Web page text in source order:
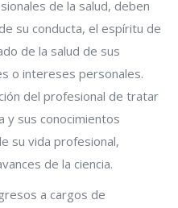
de la salud, deben
su conducta, el espíritu de
de la salud de sus
o intereses personales.
del profesional de tratar
y sus conocimientos
su vida profesional,
de la ciencia.
a cargos de